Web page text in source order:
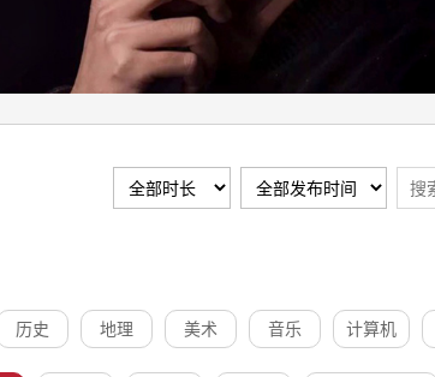
历史 地理 美术 音乐 计算机